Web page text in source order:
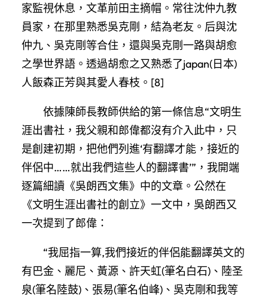
家監視休息，文革前田主摘帽。常往沈仲九教
員家，在那里熟悉吳克剛，結為老友。后與沈
仲九、吳克剛等合住，還與吳克剛一路與胡愈
之學世界語。透過胡愈之又熟悉了japan(日本)
人飯森正芳與其愛人春枝。[8]
依據陳師長教師供給的第一條信息“文明生
涯出書社，我父親和郎偉都沒有介入此中，只
是創建初期，把他們列進‘有翻譯才能，接近的
伴侶中……就出我們這些人的翻譯書’”，我開端
逐篇細讀《吳朗西文集》中的文章。公然在
《文明生涯出書社的創立》一文中，吳朗西又
一次提到了郎偉：
“我屈指一算,我們接近的伴侶能翻譯英文的
有巴金、麗尼、黃源、許天虹(筆名白石)、陸圣
泉(筆名陸鼓)、張易(筆名伯峰)、吳克剛和我等